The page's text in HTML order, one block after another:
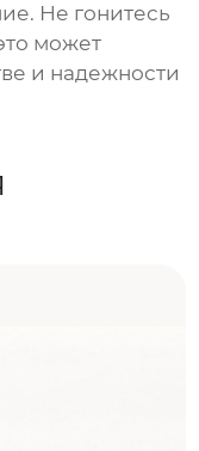
Не гонитесь
может
и надежности